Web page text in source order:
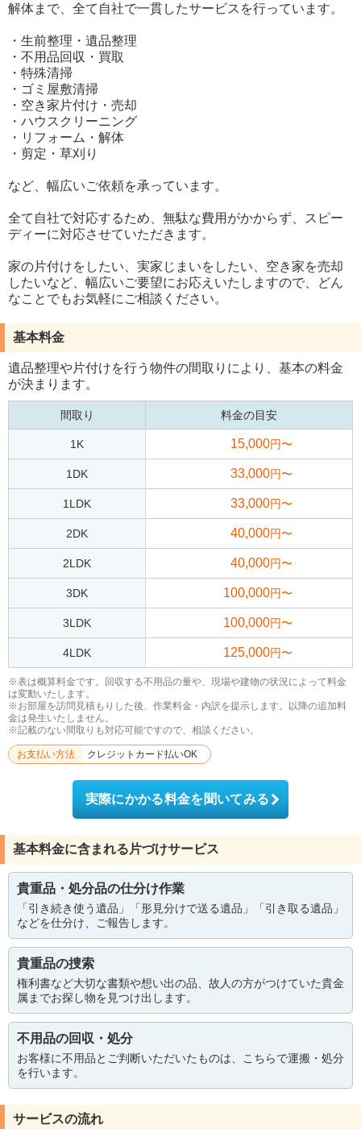
解体まで、全て自社で一貫したサービスを行っています。
・生前整理・遺品整理
・不用品回収・買取
・特殊清掃
・ゴミ屋敷清掃
・空き家片付け・売却
・ハウスクリーニング
・リフォーム・解体
・剪定・草刈り
など、幅広いご依頼を承っています。
全て自社で対応するため、無駄な費用がかからず、スピー
ディーに対応させていただきます。
家の片付けをしたい、実家じまいをしたい、空き家を売却
したいなど、幅広いご要望にお応えいたしますので、どん
なことでもお気軽にご相談ください。
基本料金
遺品整理や片付けを行う物件の間取りにより、基本の料金
が決まります。
間取り 料金の目安
1K 15,000円〜
1DK 33,000円〜
1LDK 33,000円〜
2DK 40,000円〜
2LDK 40,000円〜
3DK 100,000円〜
3LDK 100,000円〜
4LDK 125,000円〜
※表は概算料金です。回収する不用品の量や、現場や建物の状況によって料金
は変動いたします。
※お部屋を訪問見積もりした後、作業料金・内訳を提示します。以降の追加料
金は発生いたしません。
※記載のない間取りも対応可能ですので、相談ください。
お支払い方法 クレジットカード払いOK
実際にかかる料金を聞いてみる
基本料金に含まれる片づけサービス
貴重品・処分品の仕分け作業
「引き続き使う遺品」「形見分けで送る遺品」「引き取る遺品」
などを仕分け、ご報告します。
貴重品の捜索
権利書など大切な書類や想い出の品、故人の方がつけていた貴金
属までお探し物を見つけ出します。
不用品の回収・処分
お客様に不用品とご判断いただいたものは、こちらで運搬・処分
を行います。
サービスの流れ